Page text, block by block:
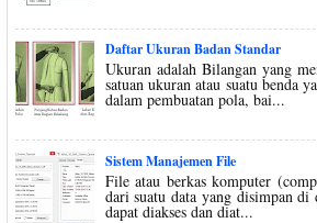
Daftar Ukuran Badan Standar
Ukuran adalah Bilangan yang
satuan ukuran atau suatu benda
dalam pembuatan pola, bai...
Sistem Manajemen File
File atau berkas komputer
dari suatu data yang disimpan di
dapat diakses dan diat...